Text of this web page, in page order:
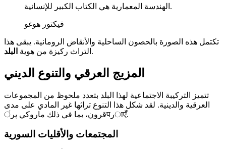
الهندسة المعمارية هي الكتاب الكبير للإنسانية.
فيكتور هوغو
تكتمل هذه الصورة بالحصون الساحلية والأنقاض الرومانية. يبقى هذا
التراث ركيزة من هوية البلد .
المزيج العرقي والتنوع الديني
تتميز التركيبة الاجتماعية لهذا البلد بتعدد ملحوظ من المجموعات
العرقية والدينية. لقد شكل هذا التنوع تراثها غير المادي على مدى
قرون، بما في ذلك ماروكي پرंपرाएँ.
المجتمعات والأقليات السورية